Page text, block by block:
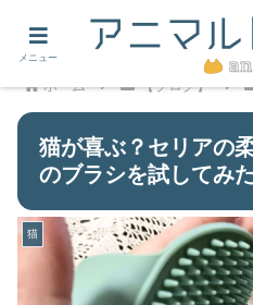
ホーム 【ブログ】
猫が喜ぶ？セリアの
のブラシを試してみ
猫
メニュー